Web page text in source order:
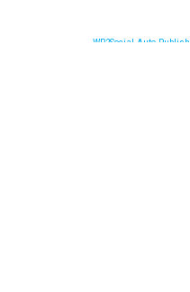
WP2Social Auto Publish